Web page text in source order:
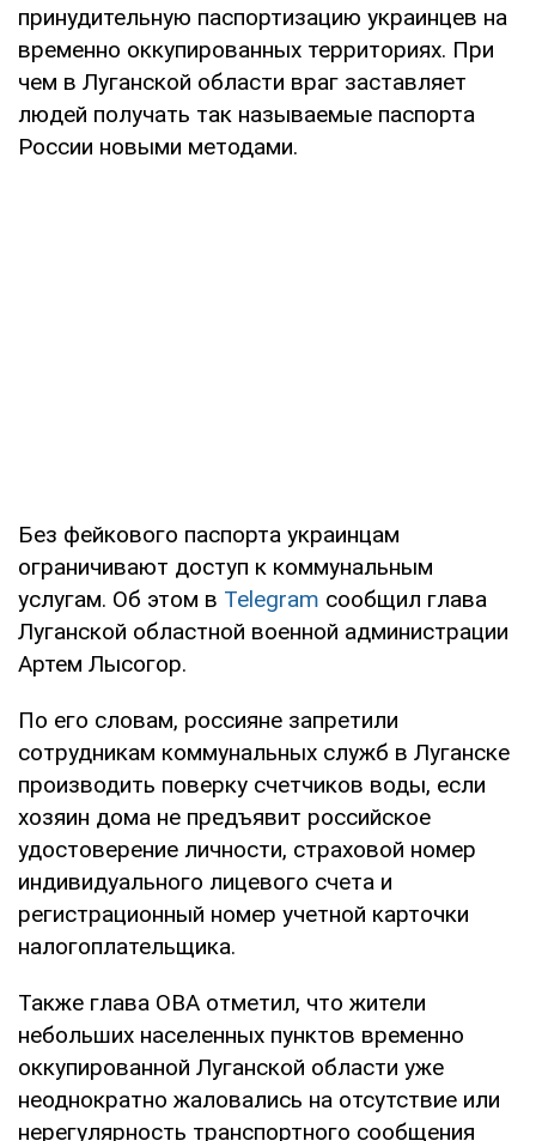
принудительную паспортизацию украинцев на
временно оккупированных территориях. При
чем в Луганской области враг заставляет
людей получать так называемые паспорта
России новыми методами.
Без фейкового паспорта украинцам
ограничивают доступ к коммунальным
услугам. Об этом в Telegram сообщил глава
Луганской областной военной администрации
Артем Лысогор.
По его словам, россияне запретили
сотрудникам коммунальных служб в Луганске
производить поверку счетчиков воды, если
хозяин дома не предъявит российское
удостоверение личности, страховой номер
индивидуального лицевого счета и
регистрационный номер учетной карточки
налогоплательщика.
Также глава ОВА отметил, что жители
небольших населенных пунктов временно
оккупированной Луганской области уже
неоднократно жаловались на отсутствие или
нерегулярность транспортного сообщения